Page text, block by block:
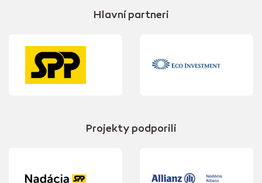
Hlavní partneri
Projekty podporili